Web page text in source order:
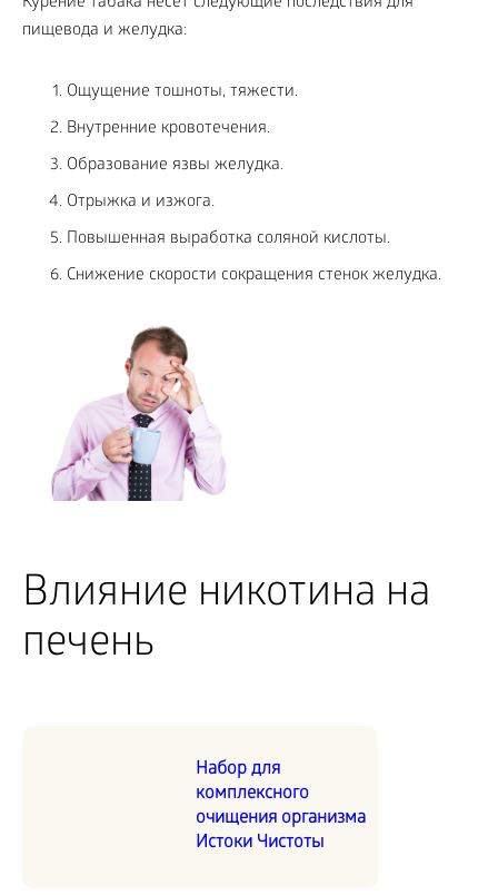
пищевода и желудка:
Ощущение тошноты, тяжести.
Внутренние кровотечения.
Образование язвы желудка.
Отрыжка и изжога.
Повышенная выработка соляной кислоты.
Снижение скорости сокращения стенок желудка.
Влияние никотина на
печень
Набор для
комплексного
очищения организма
Истоки Чистоты